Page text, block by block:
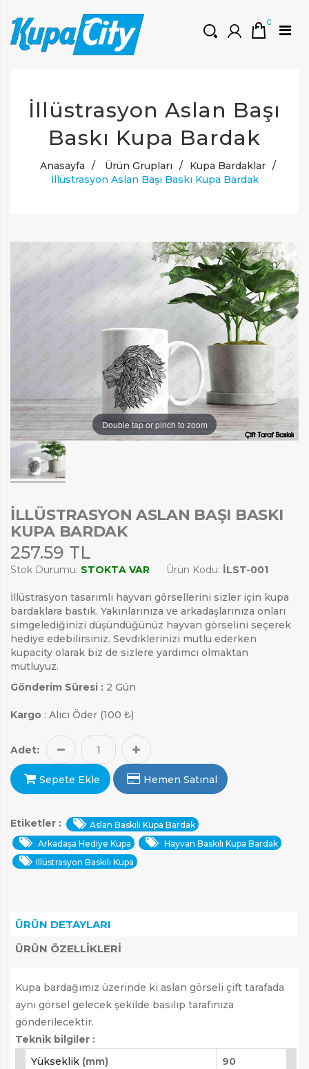
Müşteri Girişi
Yeni Kayıt Oluştur
0
0 ₺
İllüstrasyon Aslan Başı
Baskı Kupa Bardak
Anasayfa / Ürün Grupları / Kupa Bardaklar /
İllüstrasyon Aslan Başı Baskı Kupa Bardak
Double tap or pinch to zoom
İLLÜSTRASYON ASLAN BAŞI BASKI
KUPA BARDAK
257.59 TL
Stok Durumu: STOKTA VAR Ürün Kodu: ILST-001
İllüstrasyon tasarımlı hayvan görsellerini sizler için kupa
bardaklara bastık. Yakınlarınıza ve arkadaşlarınıza onları
simgelediğinizi düşündüğünüz hayvan görselini seçerek
hediye edebilirsiniz. Sevdiklerinizi mutlu ederken
kupacity olarak biz de sizlere yardımcı olmaktan
mutluyuz.
Gönderim Süresi : 2 Gün
Kargo : Alıcı Öder (100 ₺)
Adet:
Sepete Ekle Hemen Satınal
Etiketler :
Aslan Baskılı Kupa Bardak
Arkadaşa Hediye Kupa
Hayvan Baskılı Kupa Bardak
Illüstrasyon Baskılı Kupa
ÜRÜN DETAYLARI
ÜRÜN ÖZELLIKLERI
Kupa bardağımız üzerinde ki aslan görseli çift tarafada
aynı görsel gelecek şekilde basılıp tarafınıza
gönderilecektir.
Teknik bilgiler :
Yükseklik (mm) 90